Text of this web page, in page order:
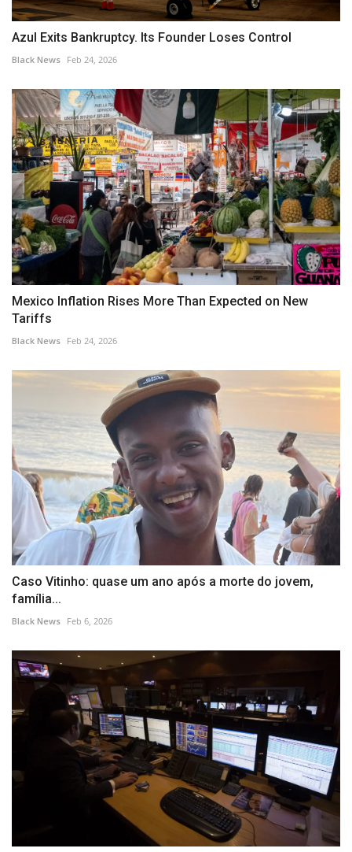
Azul Exits Bankruptcy. Its Founder Loses Control
Black News Feb 24, 2026
Mexico Inflation Rises More Than Expected on New
Tariffs
Black News Feb 24, 2026
Caso Vitinho: quase um ano após a morte do jovem,
família...
Black News Feb 6, 2026